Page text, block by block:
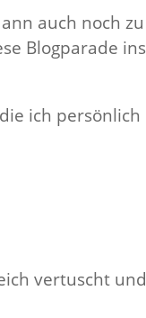
auch noch zu
Blogparade ins
ich persönlich
vertuscht und